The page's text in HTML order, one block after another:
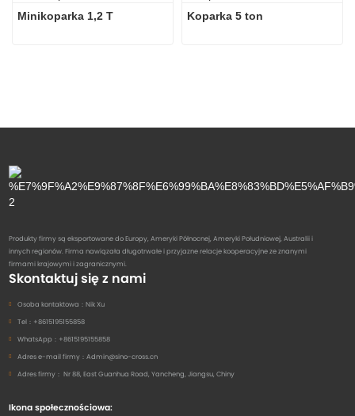
Minikoparka 1,2 T Koparka 5 ton
Produkty firmy są eksportowane do Europy, Ameryki Północnej, Ameryki Południowej, Australii i
innych regionów. Firma nawiązała długotrwałe i przyjazne relacje kooperacyjne ze znanymi
firmami krajowymi i zagranicznymi.
Skontaktuj się z nami
Osoba kontaktowa： Nik Xu
Tel： +8615195155858
WhatsApp： +8615195155858
Adres e-mail firmy： Admin@sino-cross.cn
Adres firmy： Nr 88, East Guanhua Road, Yancheng, Jiangsu, Chiny
Ikona społecznościowa: